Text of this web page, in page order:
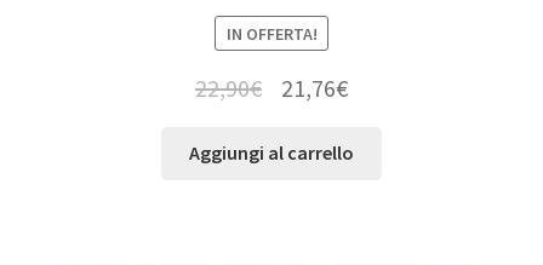
IN OFFERTA!
22,90€ 21,76€
Aggiungi al carrello